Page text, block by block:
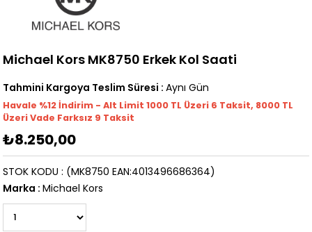
Michael Kors MK8750 Erkek Kol Saati
Tahmini Kargoya Teslim Süresi : Aynı Gün
Havale %12 İndirim - Alt Limit 1000 TL Üzeri 6 Taksit, 8000 TL
Üzeri Vade Farksız 9 Taksit
₺8.250,00
(MK8750 EAN:4013496686364)
STOK KODU
Marka : Michael Kors